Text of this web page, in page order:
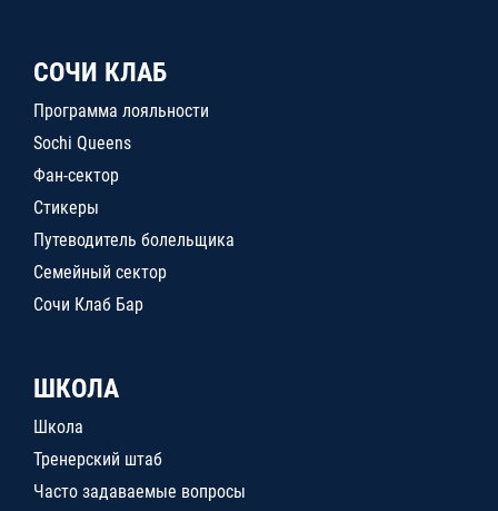
СОЧИ КЛАБ
Программа лояльности
Sochi Queens
Фан-сектор
Стикеры
Путеводитель болельщика
Семейный сектор
Сочи Клаб Бар
ШКОЛА
Школа
Тренерский штаб
Часто задаваемые вопросы